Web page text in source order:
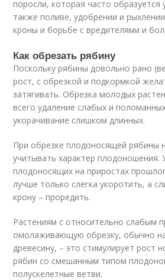
поросли, которая часто образуется
также поливе, удобрении и
кроны и борьбе с вредителями и
Как обрезать рябину
Поскольку рябины довольно рано
рост, с обрезкой и подкормкой
затягивать. Обрезка молодых
всего удаление слабых и
укорачивание слишком длинных.
При обрезке плодоносящей рябины
учитывать характер плодоношения.
плодоносящих на приростах
лучше только слегка укоротить, а
крону – проредить.
Растениям с относительно слабым
омолаживающую обрезку, обычно
древесину, – это стимулирует рост
рябин со смешанным типом
полускелетные ветви.